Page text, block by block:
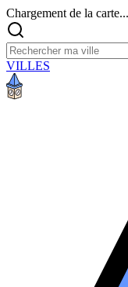
Chargement de la carte...
VILLES